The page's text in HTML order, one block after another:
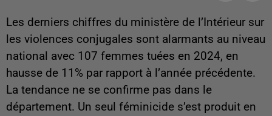
Les derniers chiffres du ministère de l’Intérieur sur
les violences conjugales sont alarmants au niveau
national avec 107 femmes tuées en 2024, en
hausse de 11% par rapport à l’année précédente.
La tendance ne se confirme pas dans le
département. Un seul féminicide s’est produit en